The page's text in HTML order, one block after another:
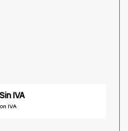
IVA
IVA